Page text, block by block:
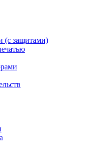
(с защитами)